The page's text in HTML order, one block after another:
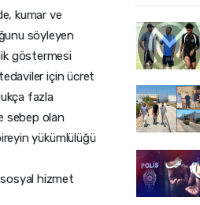
kumar ve
söyleyen
göstermesi
tedaviler için ücret
fazla
sebep olan
yükümlülüğü
sosyal hizmet